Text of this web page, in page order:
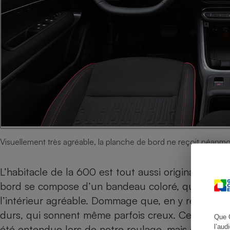
Que
Visuellement très agréable, la planche de bord ne reçoit
L’habitacle de la 600 est tout aussi original que
bord se compose d’un bandeau coloré, qui n’est
l’intérieur agréable. Dommage que, en y
durs, qui sonnent même parfois creux. Certes, ils
Cafetière à expressos